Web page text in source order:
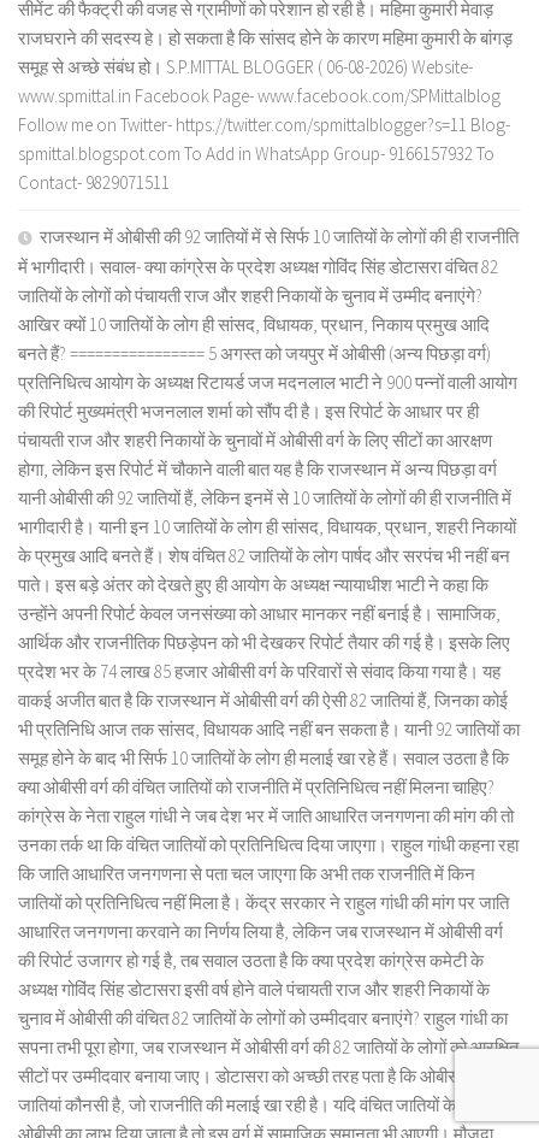
सीमेंट की फैक्ट्री की वजह से ग्रामीणों को परेशान हो रही है। महिमा कुमारी मेवाड़
राजघराने की सदस्य हे। हो सकता है कि सांसद होने के कारण महिमा कुमारी के बांगड़
समूह से अच्छे संबंध हो। S.P.MITTAL BLOGGER ( 06-08-2026) Website-
www.spmittal.in Facebook Page- www.facebook.com/SPMittalblog
Follow me on Twitter- https://twitter.com/spmittalblogger?s=11 Blog-
spmittal.blogspot.com To Add in WhatsApp Group- 9166157932 To
Contact- 9829071511
राजस्थान में ओबीसी की 92 जातियों में से सिर्फ 10 जातियों के लोगों की ही राजनीति
में भागीदारी। सवाल- क्या कांग्रेस के प्रदेश अध्यक्ष गोविंद सिंह डोटासरा वंचित 82
जातियों के लोगों को पंचायती राज और शहरी निकायों के चुनाव में उम्मीद बनाएंगे?
आखिर क्यों 10 जातियों के लोग ही सांसद, विधायक, प्रधान, निकाय प्रमुख आदि
बनते हैं? ================ 5 अगस्त को जयपुर में ओबीसी (अन्य पिछड़ा वर्ग)
प्रतिनिधित्व आयोग के अध्यक्ष रिटायर्ड जज मदनलाल भाटी ने 900 पन्नों वाली आयोग
की रिपोर्ट मुख्यमंत्री भजनलाल शर्मा को सौंप दी है। इस रिपोर्ट के आधार पर ही
पंचायती राज और शहरी निकायों के चुनावों में ओबीसी वर्ग के लिए सीटों का आरक्षण
होगा, लेकिन इस रिपोर्ट में चौकाने वाली बात यह है कि राजस्थान में अन्य पिछड़ा वर्ग
यानी ओबीसी की 92 जातियों हैं, लेकिन इनमें से 10 जातियों के लोगों की ही राजनीति में
भागीदारी है। यानी इन 10 जातियों के लोग ही सांसद, विधायक, प्रधान, शहरी निकायों
के प्रमुख आदि बनते हैं। शेष वंचित 82 जातियों के लोग पार्षद और सरपंच भी नहीं बन
पाते। इस बड़े अंतर को देखते हुए ही आयोग के अध्यक्ष न्यायाधीश भाटी ने कहा कि
उन्होंने अपनी रिपोर्ट केवल जनसंख्या को आधार मानकर नहीं बनाई है। सामाजिक,
आर्थिक और राजनीतिक पिछड़ेपन को भी देखकर रिपोर्ट तैयार की गई है। इसके लिए
प्रदेश भर के 74 लाख 85 हजार ओबीसी वर्ग के परिवारों से संवाद किया गया है। यह
वाकई अजीत बात है कि राजस्थान में ओबीसी वर्ग की ऐसी 82 जातियां हैं, जिनका कोई
भी प्रतिनिधि आज तक सांसद, विधायक आदि नहीं बन सकता है। यानी 92 जातियों का
समूह होने के बाद भी सिर्फ 10 जातियों के लोग ही मलाई खा रहे हैं। सवाल उठता है कि
क्या ओबीसी वर्ग की वंचित जातियों को राजनीति में प्रतिनिधित्व नहीं मिलना चाहिए?
कांग्रेस के नेता राहुल गांधी ने जब देश भर में जाति आधारित जनगणना की मांग की तो
उनका तर्क था कि वंचित जातियों को प्रतिनिधित्व दिया जाएगा। राहुल गांधी कहना रहा
कि जाति आधारित जनगणना से पता चल जाएगा कि अभी तक राजनीति में किन
जातियों को प्रतिनिधित्व नहीं मिला है। केंद्र सरकार ने राहुल गांधी की मांग पर जाति
आधारित जनगणना करवाने का निर्णय लिया है, लेकिन जब राजस्थान में ओबीसी वर्ग
की रिपोर्ट उजागर हो गई है, तब सवाल उठता है कि क्या प्रदेश कांग्रेस कमेटी के
अध्यक्ष गोविंद सिंह डोटासरा इसी वर्ष होने वाले पंचायती राज और शहरी निकायों के
चुनाव में ओबीसी की वंचित 82 जातियों के लोगों को उम्मीदवार बनाएंगे? राहुल गांधी का
सपना तभी पूरा होगा, जब राजस्थान में ओबीसी वर्ग की 82 जातियों के लोगों को आरक्षित
सीटों पर उम्मीदवार बनाया जाए। डोटासरा को अच्छी तरह पता है कि ओबीसी की वे 10
जातियां कौनसी है, जो राजनीति की मलाई खा रही है। यदि वंचित जातियों के लोगों को